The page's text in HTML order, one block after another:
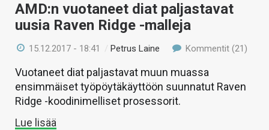
AMD:n vuotaneet diat paljastavat
uusia Raven Ridge -malleja
15.12.2017 - 18:41 /Petrus Laine Kommentit (21)
Vuotaneet diat paljastavat muun muassa
ensimmäiset työpöytäkäyttöön suunnatut Raven
Ridge -koodinimelliset prosessorit.
Lue lisää